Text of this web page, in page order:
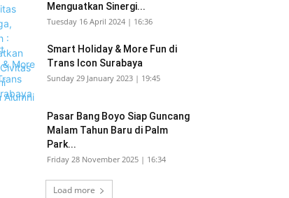
Menguatkan Sinergi...
Tuesday 16 April 2024 | 16:36
Smart Holiday & More Fun di
Trans Icon Surabaya
Sunday 29 January 2023 | 19:45
Pasar Bang Boyo Siap Guncang
Malam Tahun Baru di Palm
Park...
Friday 28 November 2025 | 16:34
Load more